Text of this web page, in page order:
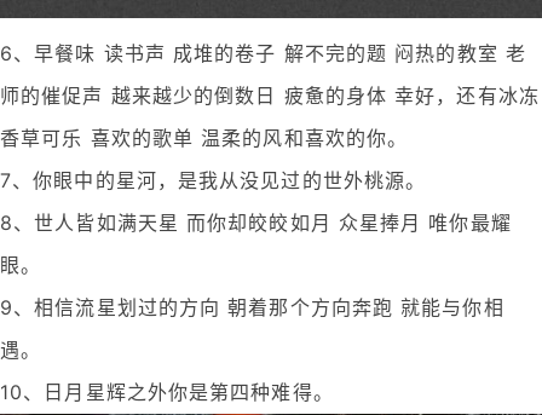
6、早餐味 读书声 成堆的卷子 解不完的题 闷热的教室 老
师的催促声 越来越少的倒数日 疲惫的身体 幸好，还有冰冻
香草可乐 喜欢的歌单 温柔的风和喜欢的你。
7、你眼中的星河，是我从没见过的世外桃源。
8、世人皆如满天星 而你却皎皎如月 众星捧月 唯你最耀
眼。
9、相信流星划过的方向 朝着那个方向奔跑 就能与你相
遇。
10、日月星辉之外你是第四种难得。